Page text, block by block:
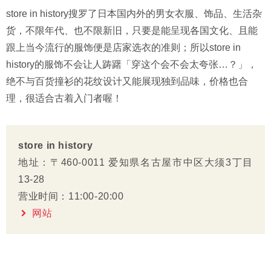
store in history搜罗了日本国内外的男女衣服、饰品、生活杂
货，不限年代、也不限新旧，只要是能呈现各国文化、且能
跟上当今流行的服饰便是店家选衣的准则；所以store in
history的服饰不会让人踌躇「穿这个会不会太夸张…？」，
绝不与百货撞衫的花纹设计又能展现独到品味，价格也合
理，很适合古着入门者喔！
store in history
地址：〒460-0011 爱知県名古屋市中区大须3丁目
13-28
营业时间：11:00-20:00
网站